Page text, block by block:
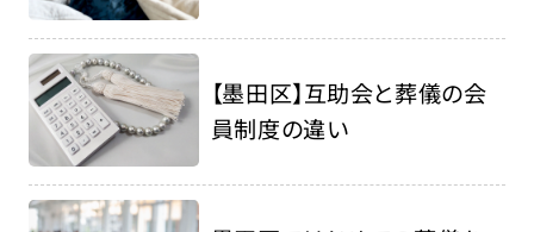
【墨田区】互助会と葬儀の会
員制度の違い